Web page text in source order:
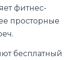
фитнес-
просторные
бесплатный